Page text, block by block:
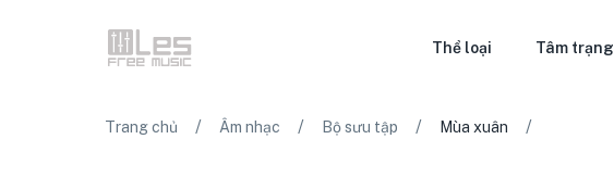
Thể loại Tâm trạng
Trang chủ / Âm nhạc / Bộ sưu tập / Mùa xuân /